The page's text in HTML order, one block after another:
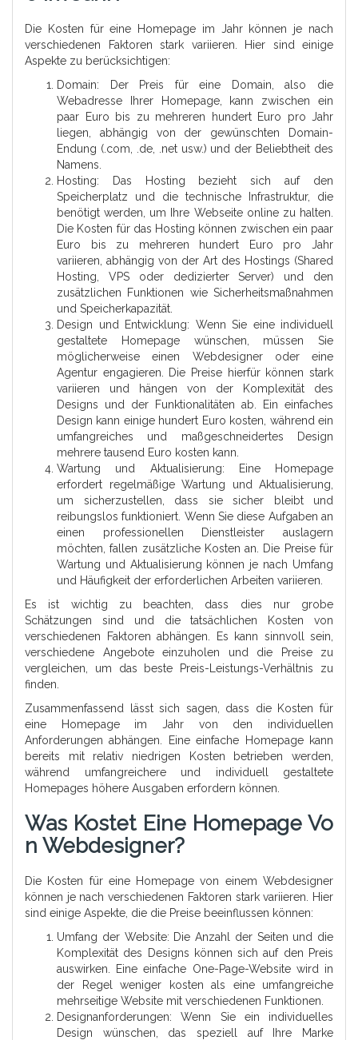
Die Kosten für eine Homepage im Jahr können je nach
verschiedenen Faktoren stark variieren. Hier sind einige
Aspekte zu berücksichtigen:
Domain: Der Preis für eine Domain, also die
Webadresse Ihrer Homepage, kann zwischen ein
paar Euro bis zu mehreren hundert Euro pro Jahr
liegen, abhängig von der gewünschten Domain-
Endung (.com, .de, .net usw.) und der Beliebtheit des
Namens.
Hosting: Das Hosting bezieht sich auf den
Speicherplatz und die technische Infrastruktur, die
benötigt werden, um Ihre Webseite online zu halten.
Die Kosten für das Hosting können zwischen ein paar
Euro bis zu mehreren hundert Euro pro Jahr
variieren, abhängig von der Art des Hostings (Shared
Hosting, VPS oder dedizierter Server) und den
zusätzlichen Funktionen wie Sicherheitsmaßnahmen
und Speicherkapazität.
Design und Entwicklung: Wenn Sie eine individuell
gestaltete Homepage wünschen, müssen Sie
möglicherweise einen Webdesigner oder eine
Agentur engagieren. Die Preise hierfür können stark
variieren und hängen von der Komplexität des
Designs und der Funktionalitäten ab. Ein einfaches
Design kann einige hundert Euro kosten, während ein
umfangreiches und maßgeschneidertes Design
mehrere tausend Euro kosten kann.
Wartung und Aktualisierung: Eine Homepage
erfordert regelmäßige Wartung und Aktualisierung,
um sicherzustellen, dass sie sicher bleibt und
reibungslos funktioniert. Wenn Sie diese Aufgaben an
einen professionellen Dienstleister auslagern
möchten, fallen zusätzliche Kosten an. Die Preise für
Wartung und Aktualisierung können je nach Umfang
und Häufigkeit der erforderlichen Arbeiten variieren.
Es ist wichtig zu beachten, dass dies nur grobe
Schätzungen sind und die tatsächlichen Kosten von
verschiedenen Faktoren abhängen. Es kann sinnvoll sein,
verschiedene Angebote einzuholen und die Preise zu
vergleichen, um das beste Preis-Leistungs-Verhältnis zu
finden.
Zusammenfassend lässt sich sagen, dass die Kosten für
eine Homepage im Jahr von den individuellen
Anforderungen abhängen. Eine einfache Homepage kann
bereits mit relativ niedrigen Kosten betrieben werden,
während umfangreichere und individuell gestaltete
Homepages höhere Ausgaben erfordern können.
Was Kostet Eine Homepage Vo
N Webdesigner?
Die Kosten für eine Homepage von einem Webdesigner
können je nach verschiedenen Faktoren stark variieren. Hier
sind einige Aspekte, die die Preise beeinflussen können:
Umfang der Website: Die Anzahl der Seiten und die
Komplexität des Designs können sich auf den Preis
auswirken. Eine einfache One-Page-Website wird in
der Regel weniger kosten als eine umfangreiche
mehrseitige Website mit verschiedenen Funktionen.
Designanforderungen: Wenn Sie ein individuelles
Design wünschen, das speziell auf Ihre Marke